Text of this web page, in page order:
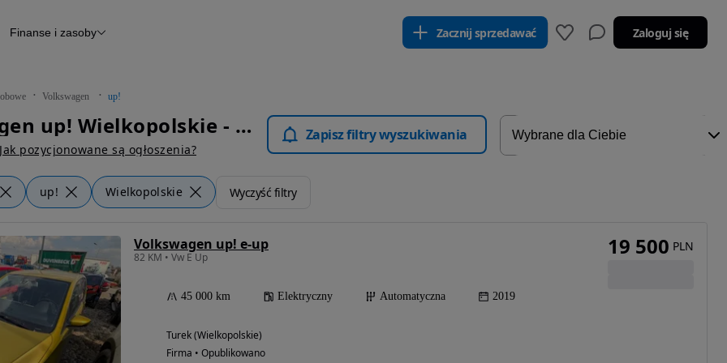
Raport z inspekcji
Otomoto News
Finanse i zasoby Zacznij sprzedawać Zaloguj się
Volkswagen up!
Volkswagen up! Wielkopolskie - Samochody Osobowe
Jak pozycjonowane są ogłoszenia?
Zapisz filtry wyszukiwania
up! Wielkopolskie Wyczyść filtry
Volkswagen up! e-up
82 KM • Vw E Up
45 000 km Elektryczny Automatyczna 2019
Turek (Wielkopolskie)
Firma • Opublikowano
19 500 PLN